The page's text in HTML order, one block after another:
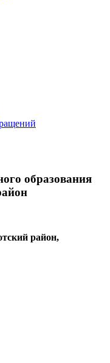
образования
район,